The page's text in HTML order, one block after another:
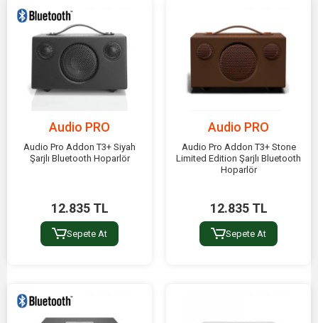
Audio PRO
Audio Pro Addon T3+ Siyah
Şarjlı Bluetooth Hoparlör
12.835 TL
Sepete At
Audio PRO
Audio Pro Addon T3+ Stone
Limited Edition Şarjlı Bluetooth
Hoparlör
12.835 TL
Sepete At